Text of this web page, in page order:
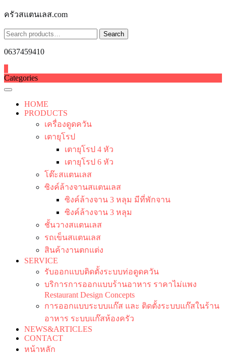
Skip
content
ครัวสแตนเลส.com
Search
for:
Search
0637459410
Categories
HOME
PRODUCTS
เครื่องดูดควัน
เตายุโรป
เตายุโรป 4 หัว
เตายุโรป 6 หัว
โต๊ะสแตนเลส
ซิงค์ล้างจานสแตนเลส
ซิงค์ล้างจาน 3 หลุม มีที่พักจาน
ซิงค์ล้างจาน 3 หลุม
ชั้นวางสแตนเลส
รถเข็นสแตนเลส
สินค้างานตกแต่ง
SERVICE
รับออกแบบติดตั้งระบบท่อดูดควัน
บริการการออกแบบร้านอาหาร ราคาไม่แพง
Restaurant Design Concepts
การออกแบบระบบแก๊ส และ ติดตั้งระบบแก๊สในร้าน
อาหาร ระบบแก๊สห้องครัว
NEWS&ARTICLES
CONTACT
หน้าหลัก